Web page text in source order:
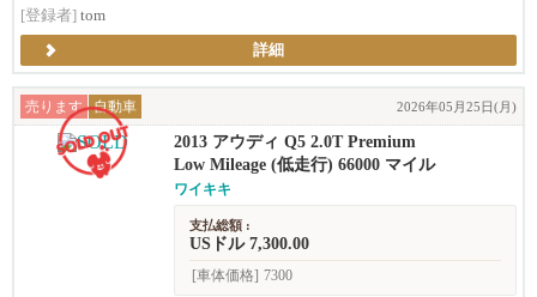
[登録者] tom
詳細
売ります 自動車 2026年05月25日(月)
2013 アウディ Q5 2.0T Premium
Low Mileage (低走行) 66000 マイル
ワイキキ
支払総額 :
USドル 7,300.00
[車体価格] 7300